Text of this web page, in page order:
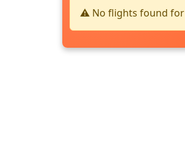
⚠️ No flights found for